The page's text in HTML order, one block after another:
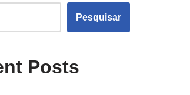
Pesquisar
Posts